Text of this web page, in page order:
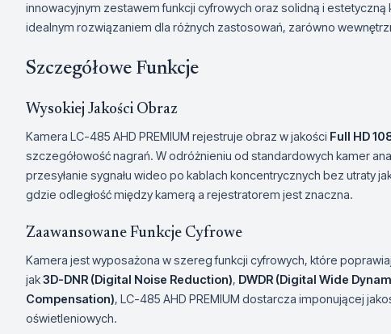
innowacyjnym zestawem funkcji cyfrowych oraz solidną i estetyczną
idealnym rozwiązaniem dla różnych zastosowań, zarówno
Szczegółowe Funkcje
Wysokiej Jakości Obraz
Kamera LC-485 AHD PREMIUM rejestruje obraz w jakości Full HD
szczegółowość nagrań. W odróżnieniu od standardowych kamer
przesyłanie sygnału wideo po kablach koncentrycznych bez utraty
gdzie odległość między kamerą a rejestratorem jest znaczna.
Zaawansowane Funkcje Cyfrowe
Kamera jest wyposażona w szereg funkcji cyfrowych, które
jak3D-DNR (Digital Noise Reduction), DWDR (Digital Wide
Compensation), LC-485 AHD PREMIUM dostarcza imponującej
oświetleniowych.